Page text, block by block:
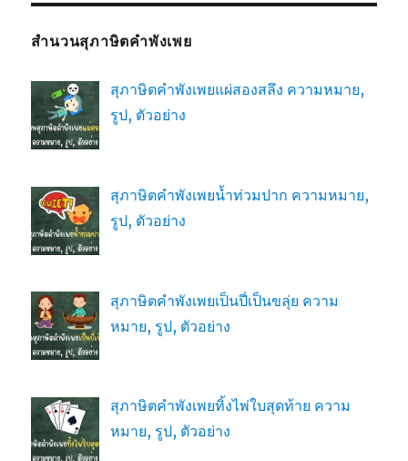
สำนวนสุภาษิตคำพังเพย
สุภาษิตคำพังเพยแผ่สองสลึง ความหมาย,
รูป, ตัวอย่าง
สุภาษิตคำพังเพยน้ำท่วมปาก ความหมาย,
รูป, ตัวอย่าง
สุภาษิตคำพังเพยเป็นปี่เป็นขลุ่ย ความ
หมาย, รูป, ตัวอย่าง
สุภาษิตคำพังเพยทิ้งไพ่ใบสุดท้าย ความ
หมาย, รูป, ตัวอย่าง